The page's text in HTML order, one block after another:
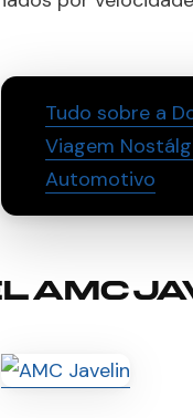
Tudo sobre a
Viagem
Automotivo
AMC